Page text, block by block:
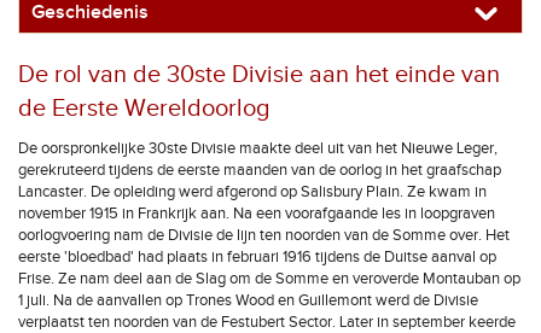
Geschiedenis
De rol van de 30ste Divisie aan het einde van
de Eerste Wereldoorlog
De oorspronkelijke 30ste Divisie maakte deel uit van het Nieuwe Leger,
gerekruteerd tijdens de eerste maanden van de oorlog in het graafschap
Lancaster. De opleiding werd afgerond op Salisbury Plain. Ze kwam in
november 1915 in Frankrijk aan. Na een voorafgaande les in loopgraven
oorlogvoering nam de Divisie de lijn ten noorden van de Somme over. Het
eerste 'bloedbad' had plaats in februari 1916 tijdens de Duitse aanval op
Frise. Ze nam deel aan de Slag om de Somme en veroverde Montauban op
1 juli. Na de aanvallen op Trones Wood en Guillemont werd de Divisie
verplaatst ten noorden van de Festubert Sector. Later in september keerde